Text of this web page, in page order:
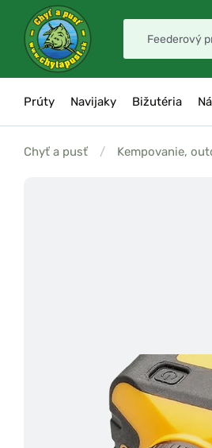
Prúty Navijaky Bižutéria
Chyť a pusť / Kempovanie,